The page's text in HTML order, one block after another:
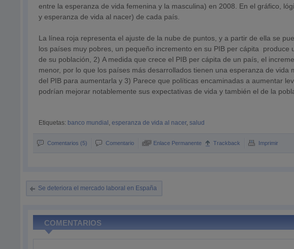
entre la esperanza de vida femenina y la masculina) en 2008. En el gráfico,
y esperanza de vida al nacer) de cada país.
La línea roja representa el ajuste de la nube de puntos, y a partir de ella se
los países muy pobres, un pequeño incremento en su PIB per cápita produce
de su población, 2) A medida que crece el PIB per cápita de un país, el
menor, por lo que los países más desarrollados tienen una esperanza de
del PIB para aumentarla y 3) Parece que políticas encaminadas a aumentar
podrían mejorar notablemente sus expectativas de vida y también el de la
Etiquetas: banco mundial ,esperanza de vida al nacer,salud
Comentarios (5) Comentario Enlace Permanente Trackback Imprimir
Se deteriora el mercado laboral en España
COMENTARIOS